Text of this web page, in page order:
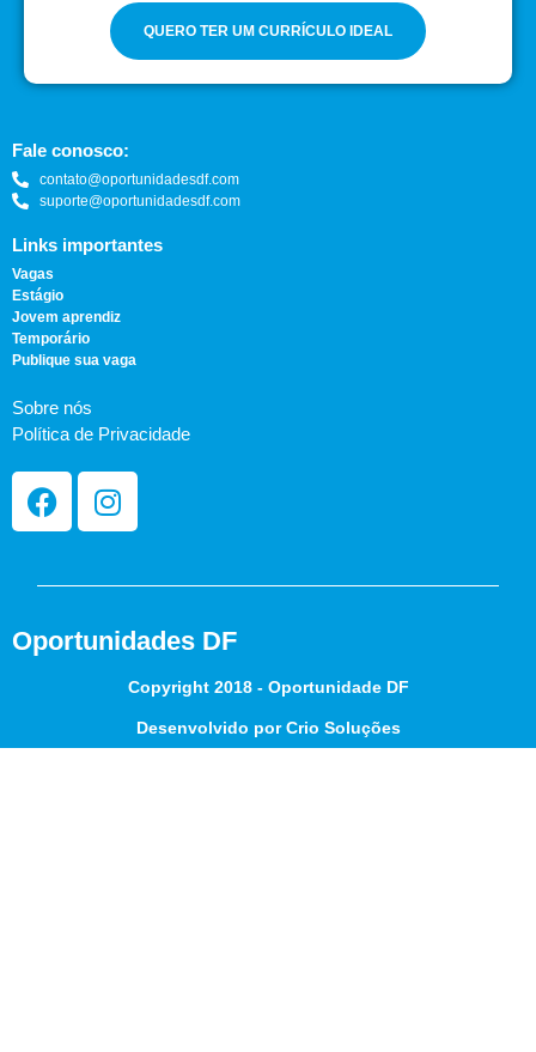
QUERO TER UM CURRÍCULO IDEAL
Fale conosco:
contato@oportunidadesdf.com
suporte@oportunidadesdf.com
Links importantes
Vagas
Estágio
Jovem aprendiz
Temporário
Publique sua vaga
Sobre nós
Política de Privacidade
Oportunidades DF
Copyright 2018 - Oportunidade DF
Desenvolvido por Crio Soluções